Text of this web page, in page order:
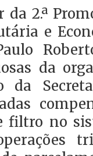
2.ª
e
da
da
filtro no